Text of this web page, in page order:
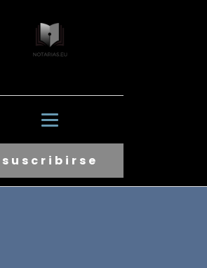
suscribirse